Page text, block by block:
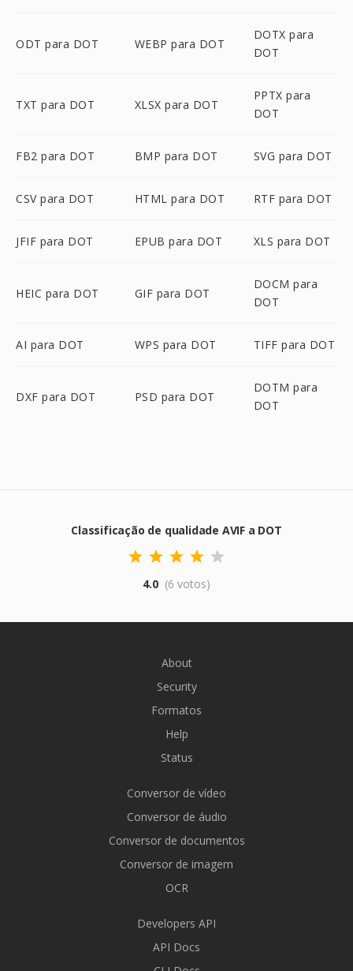
ODT para DOT WEBP para DOT
DOTX para
DOT
TXT para DOT XLSX para DOT
PPTX para
DOT
FB2 para DOT BMP para DOT SVG para DOT
CSV para DOT HTML para DOT RTF para DOT
JFIF para DOT EPUB para DOT XLS para DOT
HEIC para DOT GIF para DOT
DOCM para
DOT
AI para DOT WPS para DOT TIFF para DOT
DXF para DOT PSD para DOT
DOTM para
DOT
Classificação de qualidade AVIF a DOT
4.0 (6 votos)
About
Security
Formatos
Help
Status
Conversor de vídeo
Conversor de áudio
Conversor de documentos
Conversor de imagem
OCR
Developers API
API Docs